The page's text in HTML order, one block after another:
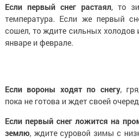
Если первый снег растаял, то
температура. Если же первый
сошел, то ждите сильных холодов
январе и феврале.
Если вороны ходят по снегу,
пока не готова и ждет своей
Если первый снег ложится на
землю, ждите суровой зимы с